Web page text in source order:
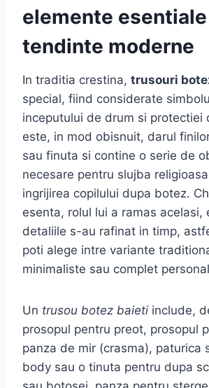
elemente
tendinte moderne
In traditia crestina, trusouri
special, fiind considerate
inceputului de drum si protectiei
este, in mod obisnuit, darul
sau finuta si contine o serie de
necesare pentru slujba
ingrijirea copilului dupa botez.
esenta, rolul lui a ramas acelasi,
detaliile s-au rafinat in timp,
poti alege intre variante
minimaliste sau complet
Un trusou botez baieti include,
prosopul pentru preot, prosopul
panza de mir (crasma), paturica
body sau o tinuta pentru dupa